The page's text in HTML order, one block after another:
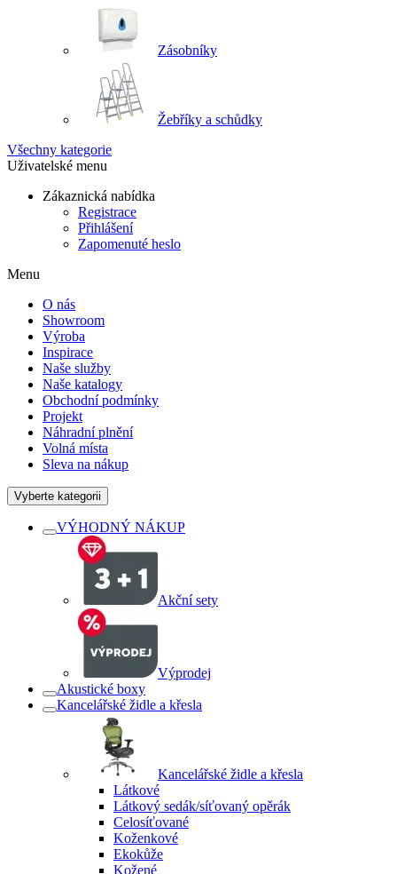
Zásobníky
Žebříky a schůdky
Všechny kategorie
Uživatelské menu
Zákaznická nabídka
Registrace
Přihlášení
Zapomenuté heslo
Menu
O nás
Showroom
Výroba
Inspirace
Naše služby
Naše katalogy
Obchodní podmínky
Projekt
Náhradní plnění
Volná místa
Sleva na nákup
Vyberte kategorii
VÝHODNÝ NÁKUP
Akční sety
Výprodej
Akustické boxy
Kancelářské židle a křesla
Kancelářské židle a křesla
Látkové
Látkový sedák/síťovaný opěrák
Celosíťované
Koženkové
Ekokůže
Kožené